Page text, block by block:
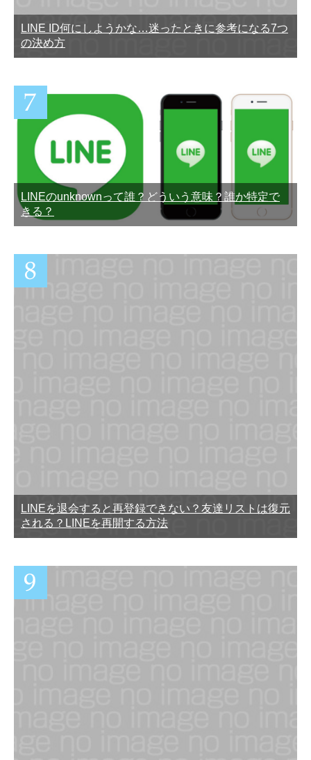
LINE ID何にしようかな…迷ったときに参考になる7つ
の決め方
LINEのunknownって誰？どういう意味？誰か特定で
きる？
LINEを退会すると再登録できない？友達リストは復元
される？LINEを再開する方法